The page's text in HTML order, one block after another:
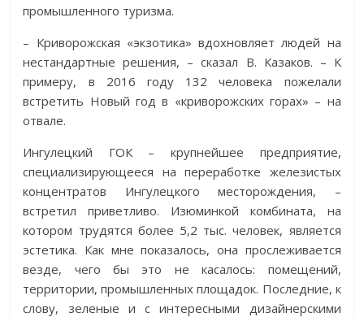
промышленного туризма.
– Криворожская «экзотика» вдохновляет людей на
нестандартные решения, – сказал В. Казаков. – К
примеру, в 2016 году 132 человека пожелали
встретить Новый год в «криворожских горах» – на
отвале.
Ингулецкий ГОК – крупнейшее предприятие,
специализирующееся на переработке железистых
концентратов Ингулецкого месторождения, –
встретил приветливо. Изюминкой комбината, на
котором трудятся более 5,2 тыс. человек, является
эстетика. Как мне показалось, она прослеживается
везде, чего бы это не касалось: помещений,
территории, промышленных площадок. Последние, к
слову, зеленые и с интересными дизайнерскими